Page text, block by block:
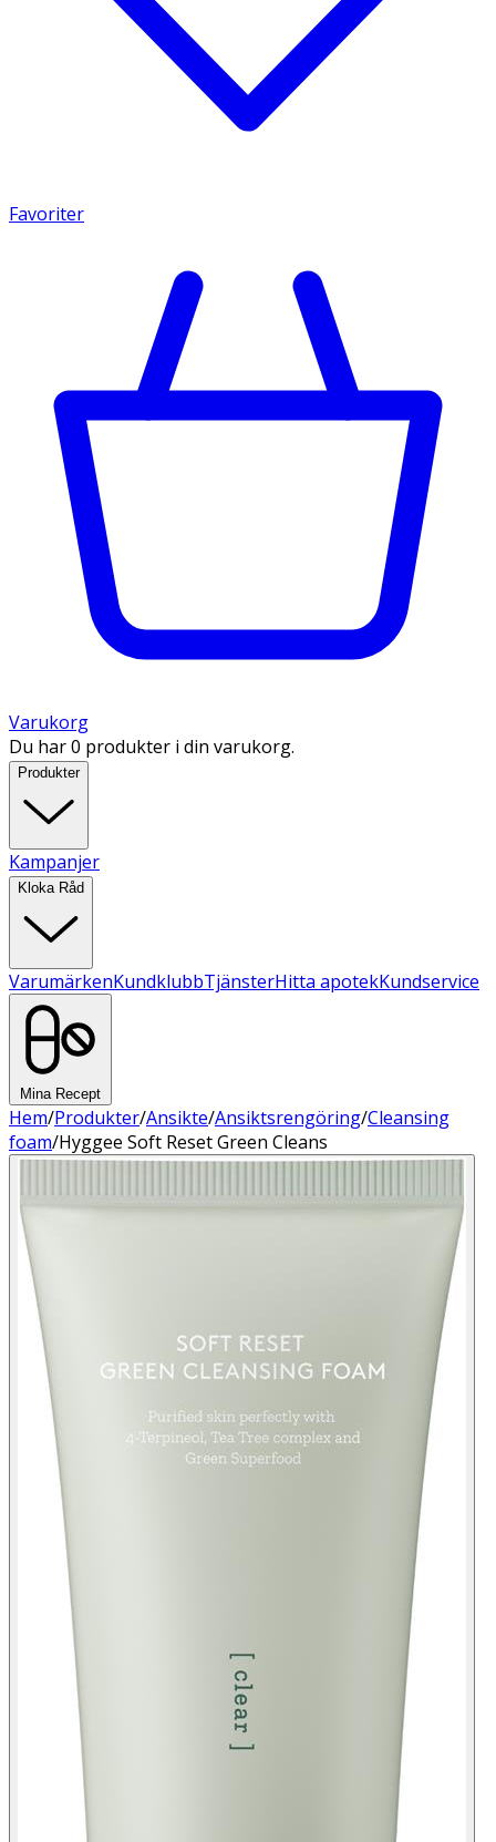
Favoriter
Varukorg
Du har 0 produkter i din varukorg.
Produkter
Kampanjer
Kloka Råd
VarumärkenKundklubbTjänsterHitta apotekKundservice
Mina Recept
Hem/Produkter/Ansikte/Ansiktsrengöring/Cleansing
foam/Hyggee Soft Reset Green Cleans